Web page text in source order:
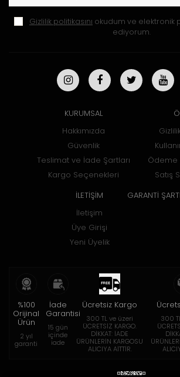
Gizlilik politikasını okudum ve elektronik
ediyorum.
KURUMSAL
Hakkımızda
Güvenlik
Teslimat ve İade Şartları
Kargo Seçenekleri
Ödeme
Satış
İLETİŞİM
İletişim
Üye Girişi
Yeni Üyelik
GARANTİ
%100
Orijinal
Ürün
2 yıl
garanti
İade
Garantisi
15 gün
içinde
iade
Ücretsiz Kargo
300 TL ve üzeri
ÜCRETSİZ KARGO.
DİKKAT: İADE
ÜRÜNLERİN KARGOSU
ALICIYA AİTTİR.
300